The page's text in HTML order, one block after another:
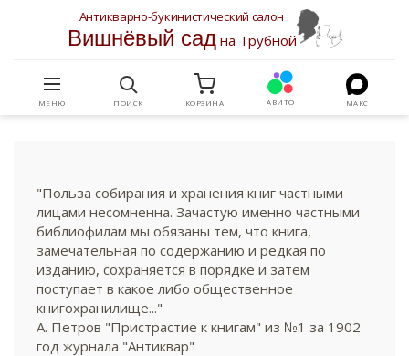
Антикварно-букинистический салон
Вишнёвый садна Трубной
МЕНЮ ПОИСК КОРЗИНА АВИТО МАКС
"Польза собирания и хранения книг частными
лицами несомненна. Зачастую именно частными
библиофилам мы обязаны тем, что книга,
замечательная по содержанию и редкая по
изданию, сохраняется в порядке и затем
поступает в какое либо общественное
книгохранилище..."
А. Петров "Пристрастие к книгам" из №1 за 1902
год журнала "Антиквар"